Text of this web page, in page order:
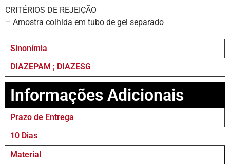
CRITÉRIOS DE REJEIÇÃO
– Amostra colhida em tubo de gel separado
Sinonímia
DIAZEPAM ; DIAZESG
Informações Adicionais
Prazo de Entrega
10 Dias
Material